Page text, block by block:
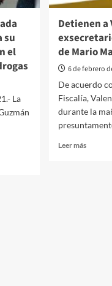
su
el
La
Detienen a
de Mario
6 de febrero
De acuerdo
Fiscalía,
durante la
Leer másLeer